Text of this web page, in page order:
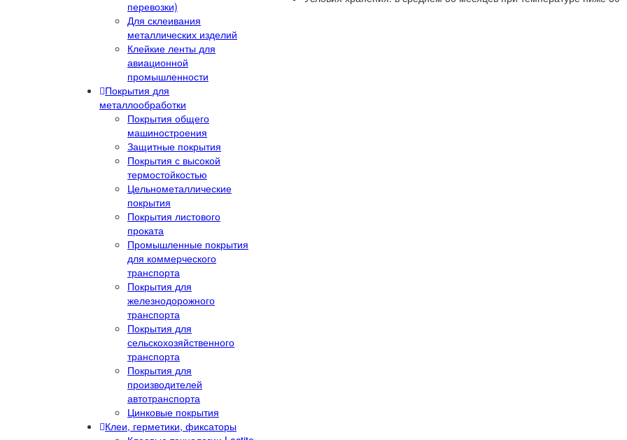
перевозки)
Для склеивания
металлических изделий
Клейкие ленты для
авиационной
промышленности
Покрытия для
металлообработки
Покрытия общего
машиностроения
Защитные покрытия
Покрытия с высокой
термостойкостью
Цельнометаллические
покрытия
Покрытия листового
проката
Промышленные покрытия
для коммерческого
транспорта
Покрытия для
железнодорожного
транспорта
Покрытия для
сельскохозяйственного
транспорта
Покрытия для
производителей
автотранспорта
Цинковые покрытия
Клеи, герметики, фиксаторы